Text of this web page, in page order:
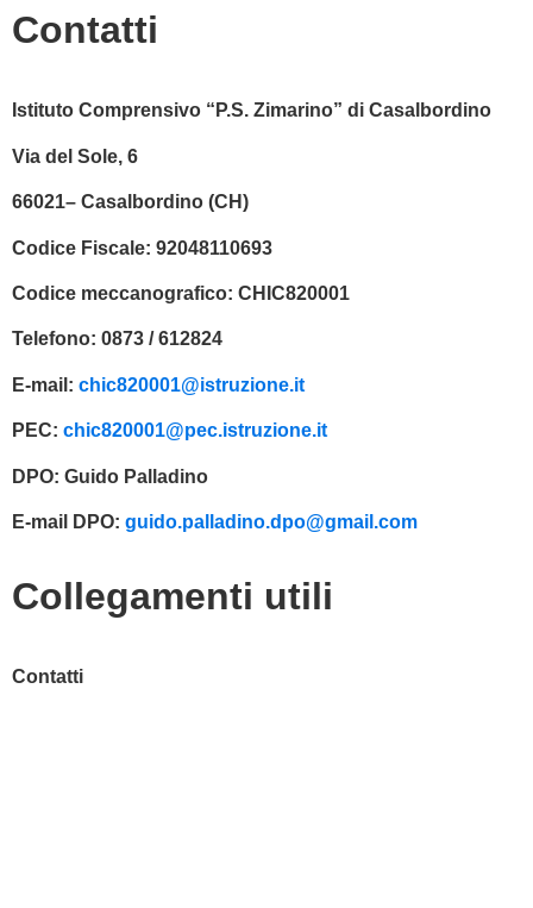
Contatti
Istituto Comprensivo “P.S. Zimarino” di Casalbordino
Via del Sole, 6
66021– Casalbordino (CH)
Codice Fiscale: 92048110693
Codice meccanografico: CHIC820001
Telefono: 0873 / 612824
E-mail: chic820001@istruzione.it
PEC: chic820001@pec.istruzione.it
DPO: Guido Palladino
E-mail DPO: guido.palladino.dpo@gmail.com
Collegamenti utili
Contatti